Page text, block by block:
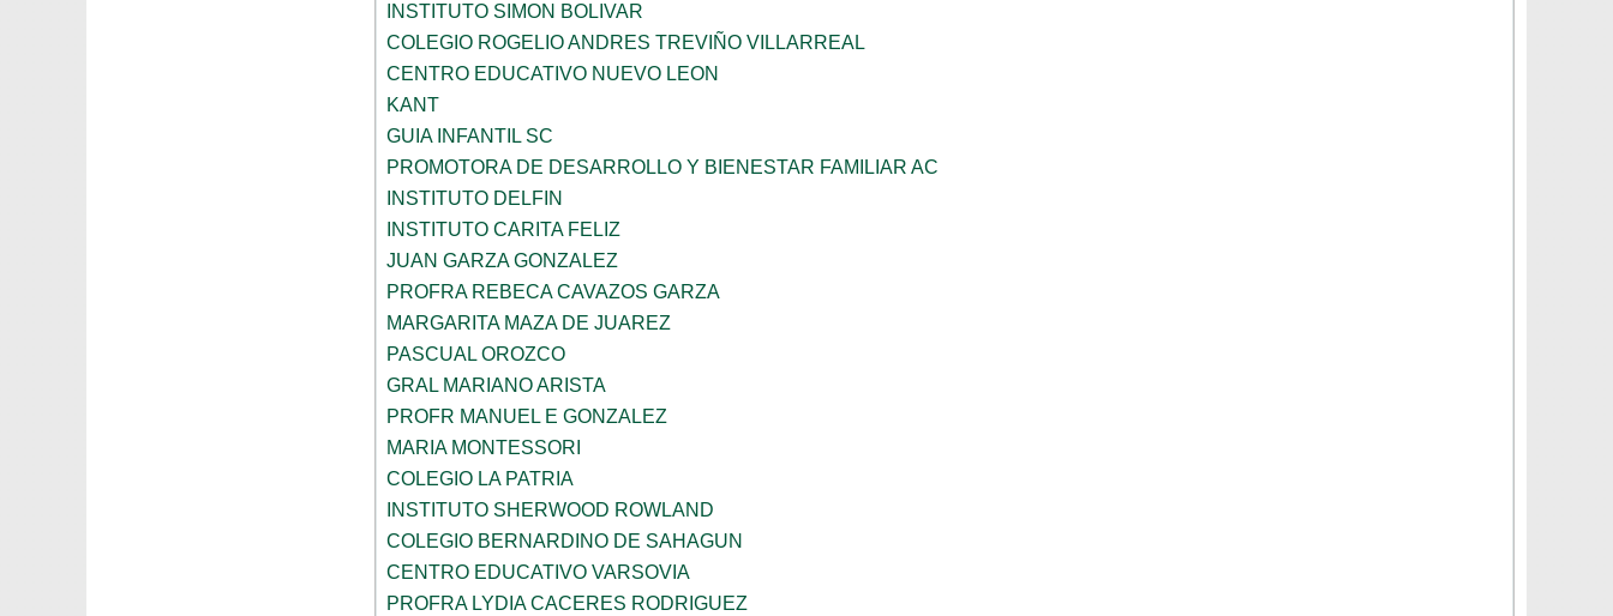
INSTITUTO SIMON BOLIVAR
COLEGIO ROGELIO ANDRES TREVIÑO VILLARREAL
CENTRO EDUCATIVO NUEVO LEON
KANT
GUIA INFANTIL SC
PROMOTORA DE DESARROLLO Y BIENESTAR FAMILIAR AC
INSTITUTO DELFIN
INSTITUTO CARITA FELIZ
JUAN GARZA GONZALEZ
PROFRA REBECA CAVAZOS GARZA
MARGARITA MAZA DE JUAREZ
PASCUAL OROZCO
GRAL MARIANO ARISTA
PROFR MANUEL E GONZALEZ
MARIA MONTESSORI
COLEGIO LA PATRIA
INSTITUTO SHERWOOD ROWLAND
COLEGIO BERNARDINO DE SAHAGUN
CENTRO EDUCATIVO VARSOVIA
PROFRA LYDIA CACERES RODRIGUEZ